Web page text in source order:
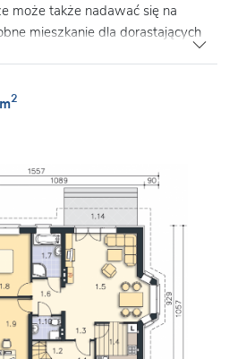
może także nadawać się na
mieszkanie dla dorastających
Nad garażem jest także
bryła, co sprawia, że dom ten
m2